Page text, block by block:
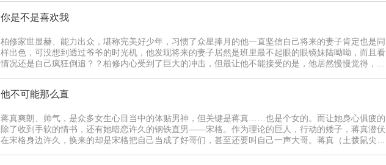
你是不是喜欢我
柏修家世显赫、能力出众，堪称完美好少年，习惯了众星捧月的他一直坚信自己将来的妻子肯定也是同
样出色，可没想到透过爷爷的时光机，他发现将来的妻子居然是班里最不起眼的眼镜妹陆呦呦，而且看
情况还是自己疯狂倒追？？柏修内心受到了巨大的冲击，但最让他不能接受的是，他居然慢慢觉得，现
他不可能那么直
蒋真爽朗、帅气，是众多女生心目当中的体贴男神，但关键是蒋真……也是个女的。而让她身心俱疲的
除了收到手软的情书，还有她暗恋许久的钢铁直男——宋格。作为理论的巨人，行动的矮子，蒋真潜伏
在宋格身边许久，换来的却是宋格把自己当成了好哥们，甚至还要叫自己一声大哥。蒋真（土拨鼠尖